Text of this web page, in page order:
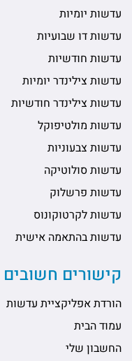
עדשות יומיות
עדשות דו שבועיות
עדשות חודשיות
עדשות צילינדר יומיות
עדשות צילינדר חודשיות
עדשות מולטיפוקל
עדשות צבעוניות
עדשות סולוטיקה
עדשות פרשלוק
עדשות לקרטוקונוס
עדשות בהתאמה אישית
קישורים חשובים
הורדת אפליקציית עדשות
עמוד הבית
החשבון שלי